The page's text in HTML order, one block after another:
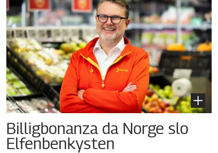
Billigbonanza da Norge slo
Elfenbenkysten